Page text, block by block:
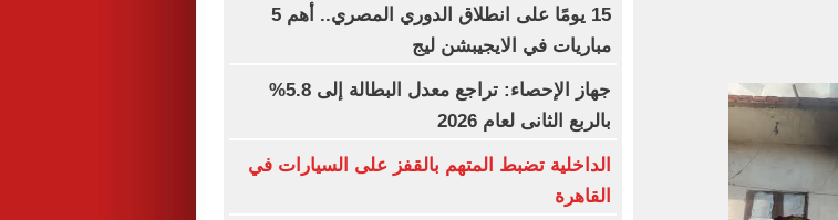
15 يومًا على انطلاق الدوري المصري.. أهم 5
مباريات في الايجيبشن ليج
جهاز الإحصاء: تراجع معدل البطالة إلى 5.8%
بالربع الثانى لعام 2026
الداخلية تضبط المتهم بالقفز على السيارات في
القاهرة